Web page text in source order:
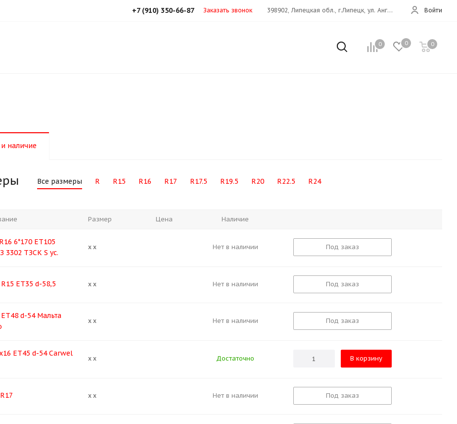
Войти
398902, Липецкая обл., г.Липецк, ул. Ангарская, 26е
+7 (910) 350-66-87 Заказать звонок
0 0 0
наличие
Все размеры R R15 R16 R17 R17.5 R19.5 R20 R22.5 R24
Размер Цена Наличие
6*170 ET105
3302 ТЗСК S ус.
x x Нет в наличии Под заказ
ET35 d-58,5 x x Нет в наличии Под заказ
d-54 Мальта
x x Нет в наличии Под заказ
ЕТ45 d-54 Carwel
x x Достаточно В корзину
x x Нет в наличии Под заказ